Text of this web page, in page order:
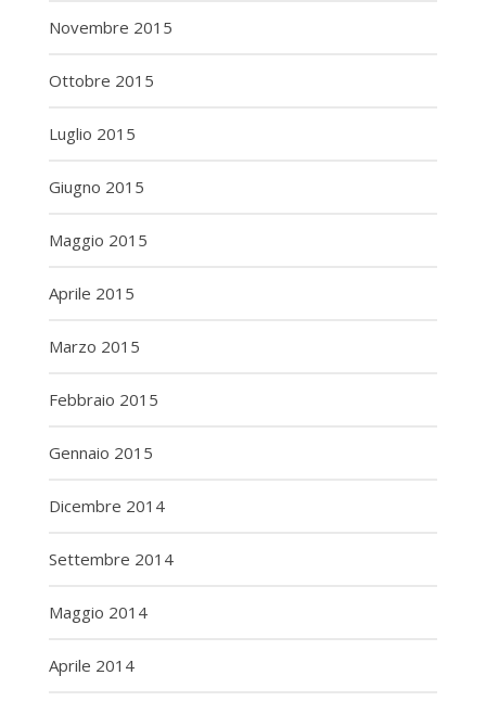
Novembre 2015
Ottobre 2015
Luglio 2015
Giugno 2015
Maggio 2015
Aprile 2015
Marzo 2015
Febbraio 2015
Gennaio 2015
Dicembre 2014
Settembre 2014
Maggio 2014
Aprile 2014